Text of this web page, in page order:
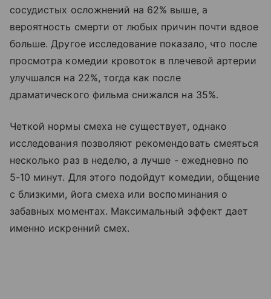
сосудистых осложнений на 62% выше, а
вероятность смерти от любых причин почти вдвое
больше. Другое исследование показало, что после
просмотра комедии кровоток в плечевой артерии
улучшался на 22%, тогда как после
драматического фильма снижался на 35%.
Четкой нормы смеха не существует, однако
исследования позволяют рекомендовать смеяться
несколько раз в неделю, а лучше - ежедневно по
5-10 минут. Для этого подойдут комедии, общение
с близкими, йога смеха или воспоминания о
забавных моментах. Максимальный эффект дает
именно искренний смех.